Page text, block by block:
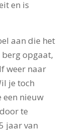
en is
aan die het
opgaat,
weer naar
je toch
nieuw
te
jaar van